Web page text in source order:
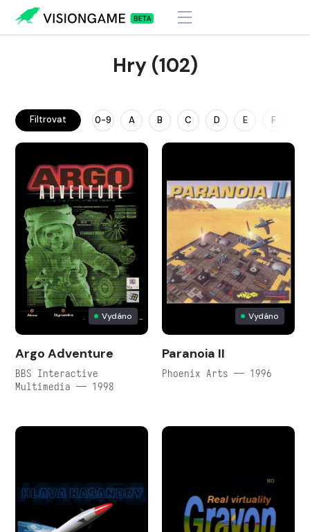
Hry (102)
Filtrovat 0-9 A B C D E F
Vydáno
Argo Adventure
BBS Interactive
Multimedia — 1998
Vydáno
Paranoia II
Phoenix Arts — 1996